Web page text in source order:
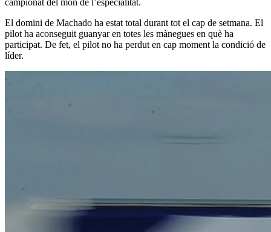
El domini de Machado ha estat total durant tot el cap de setmana. El
pilot ha aconseguit guanyar en totes les mànegues en què ha
participat. De fet, el pilot no ha perdut en cap moment la condició de
líder.